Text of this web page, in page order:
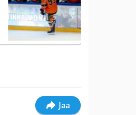
Jaa